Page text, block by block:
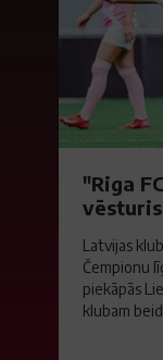
"Riga
Latvijas
Čempionu
piekāpās
klubam